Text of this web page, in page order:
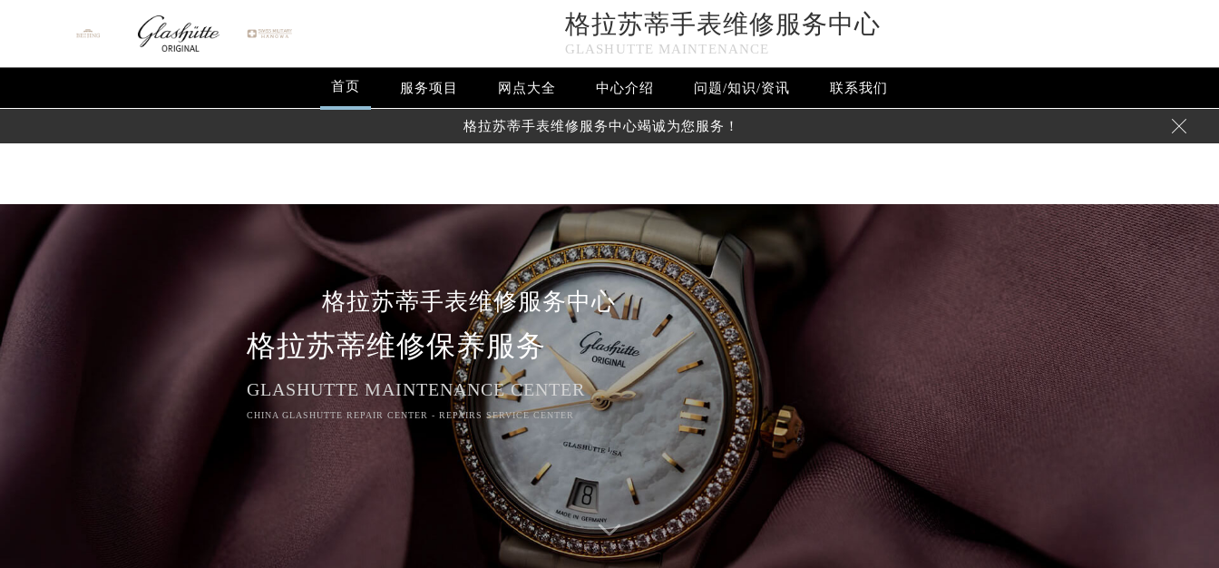
: extract() expects parameter 1 to be array, null given in /www/wwwroot/seo/countryt/two/www.sjmbwxjt.com/wp-content/themes/glashutte/header.php
: array_map(): Argument #2 should be an array in /www/wwwroot/seo/countryt/two/www.sjmbwxjt.com/wp-content/themes/glashutte/header.php
格拉苏蒂手表维修服务中心
GLASHUTTE MAINTENANCE
首页 服务项目 网点大全 中心介绍 问题/知识/资讯 联系我们
格拉苏蒂手表维修服务中心竭诚为您服务！ 
格拉苏蒂手表维修服务中心
格拉苏蒂维修保养服务
GLASHUTTE MAINTENANCE CENTER
CHINA GLASHUTTE REPAIR CENTER - REPAIRS SERVICE CENTER